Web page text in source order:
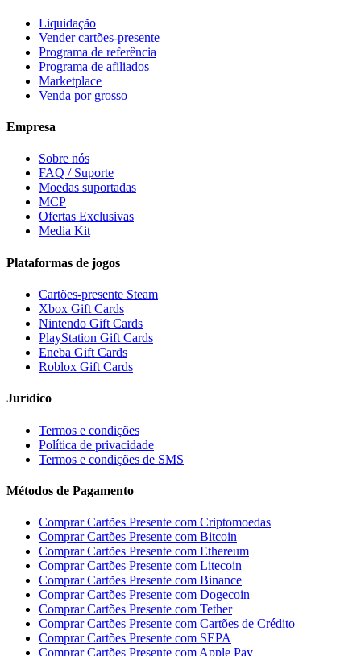
Liquidação
Vender cartões-presente
Programa de referência
Programa de afiliados
Marketplace
Venda por grosso
Empresa
Sobre nós
FAQ / Suporte
Moedas suportadas
MCP
Ofertas Exclusivas
Media Kit
Plataformas de jogos
Cartões-presente Steam
Xbox Gift Cards
Nintendo Gift Cards
PlayStation Gift Cards
Eneba Gift Cards
Roblox Gift Cards
Jurídico
Termos e condições
Política de privacidade
Termos e condições de SMS
Métodos de Pagamento
Comprar Cartões Presente com Criptomoedas
Comprar Cartões Presente com Bitcoin
Comprar Cartões Presente com Ethereum
Comprar Cartões Presente com Litecoin
Comprar Cartões Presente com Binance
Comprar Cartões Presente com Dogecoin
Comprar Cartões Presente com Tether
Comprar Cartões Presente com Cartões de Crédito
Comprar Cartões Presente com SEPA
Comprar Cartões Presente com Apple Pay